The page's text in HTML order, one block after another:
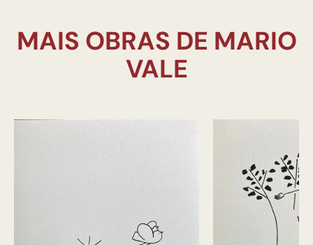
MAIS OBRAS DE MARIO